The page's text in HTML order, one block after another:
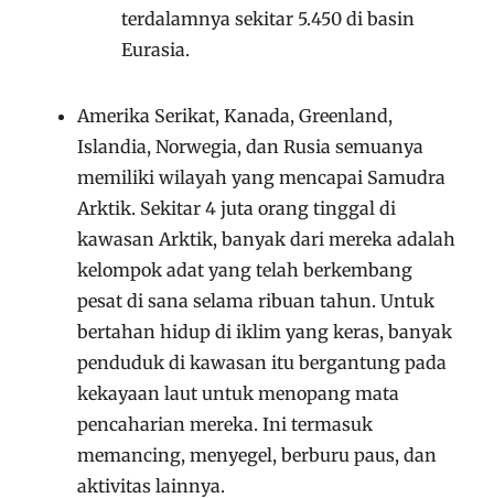
terdalamnya sekitar 5.450 di basin
Eurasia.
Amerika Serikat, Kanada, Greenland,
Islandia, Norwegia, dan Rusia semuanya
memiliki wilayah yang mencapai Samudra
Arktik. Sekitar 4 juta orang tinggal di
kawasan Arktik, banyak dari mereka adalah
kelompok adat yang telah berkembang
pesat di sana selama ribuan tahun. Untuk
bertahan hidup di iklim yang keras, banyak
penduduk di kawasan itu bergantung pada
kekayaan laut untuk menopang mata
pencaharian mereka. Ini termasuk
memancing, menyegel, berburu paus, dan
aktivitas lainnya.